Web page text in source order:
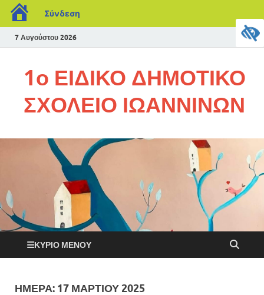
Σύνδεση
7 Αυγούστου 2026
1ο ΕΙΔΙΚΟ ΔΗΜΟΤΙΚΟ
ΣΧΟΛΕΙΟ ΙΩΑΝΝΙΝΩΝ
ΚΎΡΙΟ ΜΕΝΟΎ
ΗΜΈΡΑ: 17 ΜΑΡΤΊΟΥ 2025